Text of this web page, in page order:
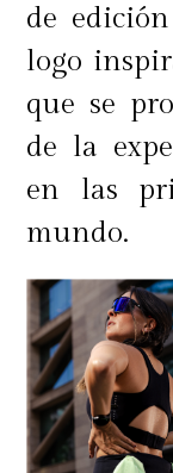
de
logo
que se
de la
en las
mundo.